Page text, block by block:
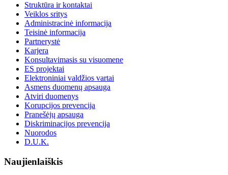
Struktūra ir kontaktai
Veiklos sritys
Administracinė informacija
Teisinė informacija
Partnerystė
Karjera
Konsultavimasis su visuomene
ES projektai
Elektroniniai valdžios vartai
Asmens duomenų apsauga
Atviri duomenys
Korupcijos prevencija
Pranešėjų apsauga
Diskriminacijos prevencija
Nuorodos
D.U.K.
Naujienlaiškis